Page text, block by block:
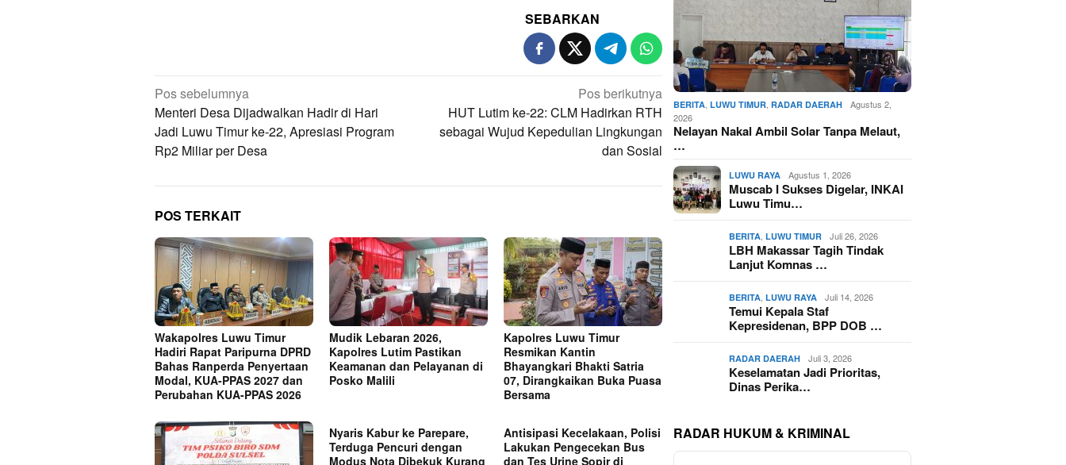
SEBARKAN
Navigasi
pos
Pos sebelumnya
Menteri Desa Dijadwalkan Hadir di Hari
Jadi Luwu Timur ke-22, Apresiasi Program
Rp2 Miliar per Desa
Pos berikutnya
HUT Lutim ke-22: CLM Hadirkan RTH
sebagai Wujud Kepedulian Lingkungan
dan Sosial
POS TERKAIT
Wakapolres Luwu Timur
Hadiri Rapat Paripurna DPRD
Bahas Ranperda Penyertaan
Modal, KUA-PPAS 2027 dan
Perubahan KUA-PPAS 2026
Mudik Lebaran 2026,
Kapolres Lutim Pastikan
Keamanan dan Pelayanan di
Posko Malili
Kapolres Luwu Timur
Resmikan Kantin
Bhayangkari Bhakti Satria
07, Dirangkaikan Buka Puasa
Bersama
Nyaris Kabur ke Parepare,
Terduga Pencuri dengan
Modus Nota Dibekuk Kurang
Antisipasi Kecelakaan, Polisi
Lakukan Pengecekan Bus
dan Tes Urine Sopir di
BERITA,LUWU TIMUR,RADAR DAERAH
Agustus 2,
2026
Nelayan Nakal Ambil Solar Tanpa Melaut,
…
LUWU RAYA Agustus 1, 2026
Muscab I Sukses Digelar, INKAI
Luwu Timu…
BERITA,LUWU TIMUR Juli 26, 2026
LBH Makassar Tagih Tindak
Lanjut Komnas …
BERITA,LUWU RAYA Juli 14, 2026
Temui Kepala Staf
Kepresidenan, BPP DOB …
RADAR DAERAH Juli 3, 2026
Keselamatan Jadi Prioritas,
Dinas Perika…
RADAR HUKUM & KRIMINAL